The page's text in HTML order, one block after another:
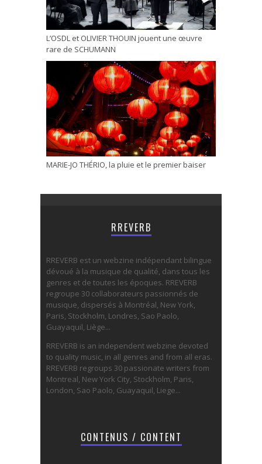
L’OSDL et OLIVIER THOUIN jouent une œuvre
rare de SCHUMANN
MARIE-JO THÉRIO, la pluie et le premier baiser
RREVERB
RREVERB est un webzine indépendant bilingue
dévoué à la musique de qualité, dans tous les
genres et de toutes les époques. RREVERB
regroupe 30 collaborateurs passionnés de
musique, dispersés à Montréal, New York,
Paris, Stockholm, Londres, Sao Paolo,
Guayaquil, Liège...
RREVERB is an independent webzine devoted
to quality music, in all genres and from all eras.
RREVERB regroups 30 passionate writers from
Montreal, New York City, Stockholm, Paris,
London, Sao Paolo, Guayaquil, Liege...
CONTENUS / CONTENT